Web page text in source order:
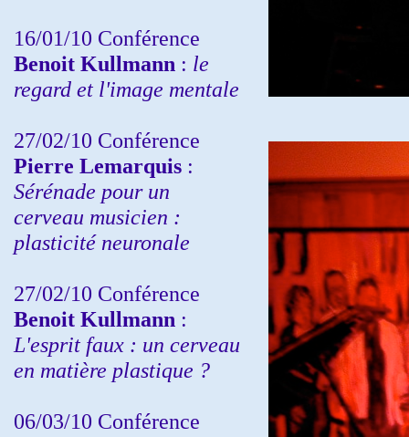
16/01/10 Conférence
Benoit Kullmann : le
regard et l'image mentale
27/02/10 Conférence
Pierre Lemarquis :
Sérénade pour un
cerveau musicien :
plasticité neuronale
27/02/10 Conférence
Benoit Kullmann :
L'esprit faux : un cerveau
en matière plastique ?
06/03/10 Conférence